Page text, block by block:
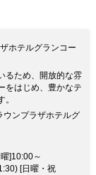
ホテルグランコー
るため、開放的な雰
をはじめ、豊かなテ
ウンプラザホテルグ
]10:00～
[日曜・祝